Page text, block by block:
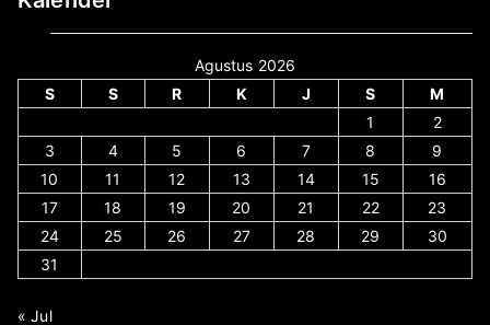
Agustus 2026
S
S R K J S
M
1
2
3
4 5 6 7 8
9
10
11 12 13 14 15
16
17
18 19 20 21 22
23
24
25 26 27 28 29
30
31
« Jul